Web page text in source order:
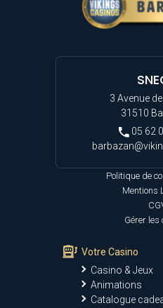
3 Avenue
31510
05 62
Politique de
Mentions
Gérer les
Votre Casino
Casino & Jeux
Animations
Catalogue